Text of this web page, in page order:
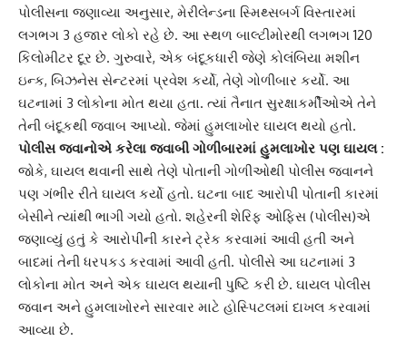
પોલીસના જણાવ્યા અનુસાર, મેરીલેન્ડના સ્મિથ્સબર્ગ વિસ્તારમાં
લગભગ 3 હજાર લોકો રહે છે. આ સ્થળ બાલ્ટીમોરથી લગભગ 120
કિલોમીટર દૂર છે. ગુરુવારે, એક બંદૂકધારી જેણે કોલંબિયા મશીન
ઇન્ક, બિઝનેસ સેન્ટરમાં પ્રવેશ કર્યો, તેણે ગોળીબાર કર્યો. આ
ઘટનામાં 3 લોકોના મોત થયા હતા. ત્યાં તૈનાત સુરક્ષાકર્મીઓએ તેને
તેની બંદૂકથી જવાબ આપ્યો. જેમાં હુમલાખોર ઘાયલ થયો હતો.
પોલીસ જવાનોએ કરેલા જવાબી ગોળીબારમાં હુમલાખોર પણ ઘાયલ :
જોકે, ઘાયલ થવાની સાથે તેણે પોતાની ગોળીઓથી પોલીસ જવાનને
પણ ગંભીર રીતે ઘાયલ કર્યો હતો. ઘટના બાદ આરોપી પોતાની કારમાં
બેસીને ત્યાંથી ભાગી ગયો હતો. શહેરની શેરિફ ઓફિસ (પોલીસ)એ
જણાવ્યું હતું કે આરોપીની કારને ટ્રેક કરવામાં આવી હતી અને
બાદમાં તેની ધરપકડ કરવામાં આવી હતી. પોલીસે આ ઘટનામાં 3
લોકોના મોત અને એક ઘાયલ થયાની પુષ્ટિ કરી છે. ઘાયલ પોલીસ
જવાન અને હુમલાખોરને સારવાર માટે હોસ્પિટલમાં દાખલ કરવામાં
આવ્યા છે.